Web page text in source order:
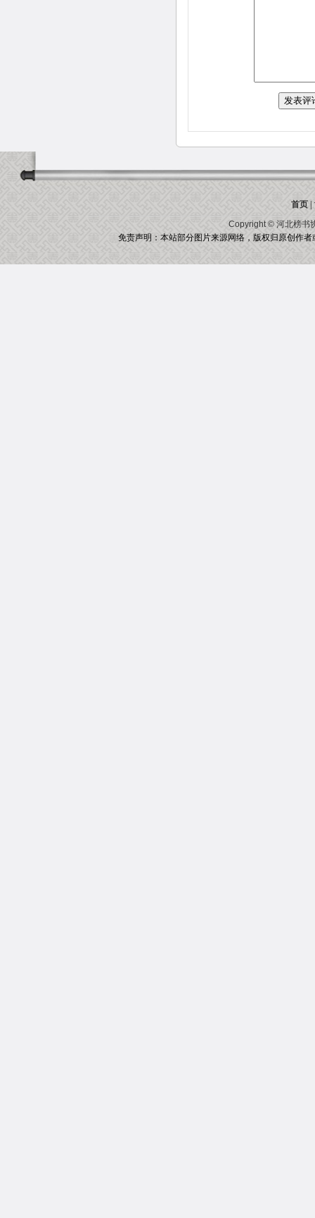
首页|
Copyright © 河北榜书
免责声明：本站部分图片来源网络，版权归原创作